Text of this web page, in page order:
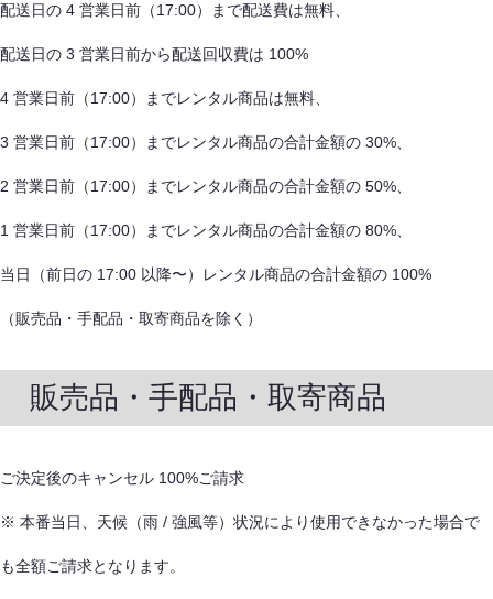
配送日の 4 営業日前（17:00）まで配送費は無料、
配送日の 3 営業日前から配送回収費は 100%
4 営業日前（17:00）までレンタル商品は無料、
3 営業日前（17:00）までレンタル商品の合計金額の 30%、
2 営業日前（17:00）までレンタル商品の合計金額の 50%、
1 営業日前（17:00）までレンタル商品の合計金額の 80%、
当日（前日の 17:00 以降〜）レンタル商品の合計金額の 100%
（販売品・手配品・取寄商品を除く）
販売品・手配品・取寄商品
ご決定後のキャンセル 100%ご請求
※ 本番当日、天候（雨 / 強風等）状況により使用できなかった場合で
も全額ご請求となります。